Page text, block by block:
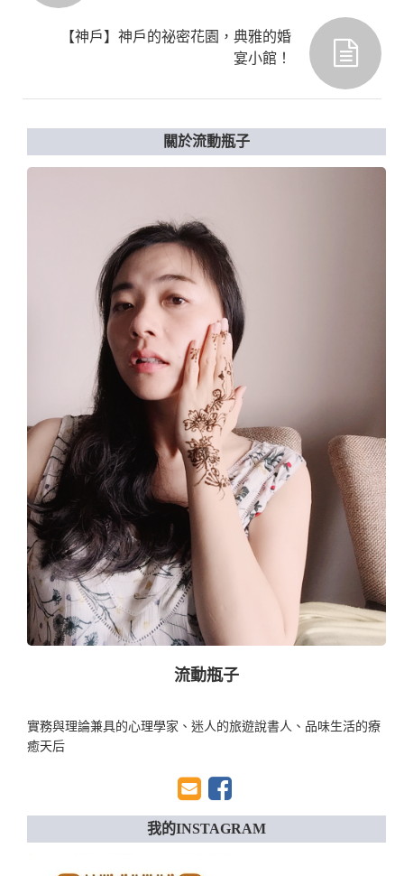
【神戶】神戶的祕密花園，典雅的婚
宴小館！
關於流動瓶子
流動瓶子
實務與理論兼具的心理學家、迷人的旅遊說書人、品味生活的療
癒天后
我的INSTAGRAM